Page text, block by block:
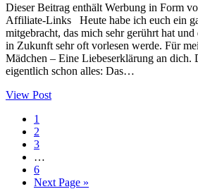
Dieser Beitrag enthält Werbung in Form
Affiliate-Links Heute habe ich euch ein
mitgebracht, das mich sehr gerührt hat
in Zukunft sehr oft vorlesen werde. Für
Mädchen – Eine Liebeserklärung an dich.
eigentlich schon alles: Das…
View Post
Seite
1
Seite
2
Seite
3
pages
omitted
…
Seite
6
Go
Next Page »